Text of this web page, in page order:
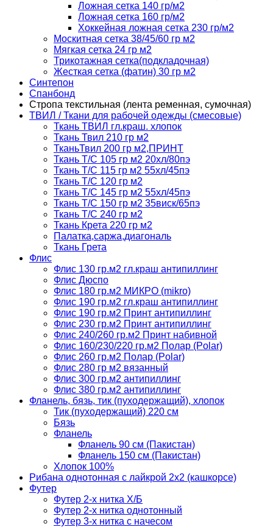
Ложная сетка 140 гр/м2
Ложная сетка 160 гр/м2
Хоккейная ложная сетка 230 гр/м2
Москитная сетка 38/45/60 гр м2
Мягкая сетка 24 гр м2
Трикотажная сетка(подкладочная)
Жесткая сетка (фатин) 30 гр м2
Синтепон
Спанбонд
Стропа текстильная (лента ременная, сумочная)
ТВИЛ / Ткани для рабочей одежды (смесовые)
Ткань ТВИЛ гл.краш. хлопок
Ткань Твил 210 гр м2
ТканьТвил 200 гр м2,ПРИНТ
Ткань Т/C 105 гр м2 20хл/80пэ
Ткань Т/C 115 гр м2 55хл/45пэ
Ткань Т/C 120 гр м2
Ткань Т/C 145 гр м2 55хл/45пэ
Ткань Т/C 150 гр м2 35виск/65пэ
Ткань Т/C 240 гр м2
Ткань Крета 220 гр м2
Палатка,саржа,диагональ
Ткань Грета
Флис
Флис 130 гр.м2 гл.краш антипиллинг
Флис Дюспо
Флис 180 гр.м2 МИКРО (mikro)
Флис 190 гр.м2 гл.краш антипиллинг
Флис 190 гр.м2 Принт антипиллинг
Флис 230 гр.м2 Принт антипиллинг
Флис 240/260 гр.м2 Принт набивной
Флис 160/230/220 гр.м2 Полар (Polar)
Флис 260 гр.м2 Полар (Polar)
Флис 280 гр м2 вязанный
Флис 300 гр.м2 антипиллинг
Флис 380 гр.м2 антипиллинг
Фланель, бязь, тик (пуходержащий), хлопок
Тик (пуходержащий) 220 см
Бязь
Фланель
Фланель 90 см (Пакистан)
Фланель 150 см (Пакистан)
Хлопок 100%
Рибана однотонная с лайкрой 2х2 (кашкорсе)
Футер
Футер 2-х нитка Х/Б
Футер 2-х нитка однотонный
Футер 3-х нитка с начесом